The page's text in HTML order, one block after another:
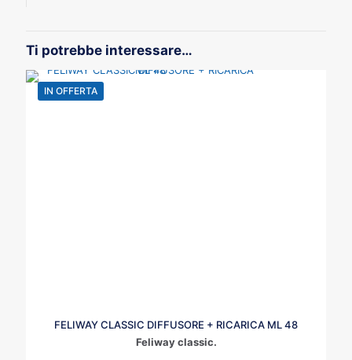
Ti potrebbe interessare…
IN OFFERTA
FELIWAY CLASSIC DIFFUSORE + RICARICA ML 48
Feliway classic.